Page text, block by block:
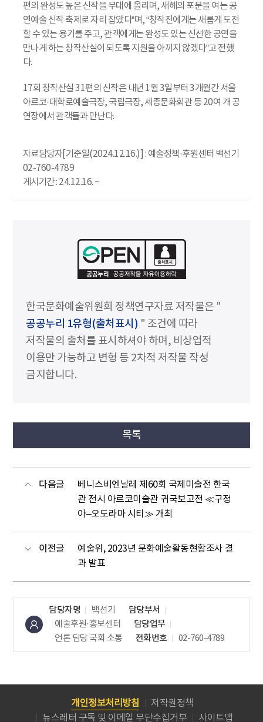
편의 완성도 높은 신작을 무대에 올리며, 새해의 포문을 여는 공
연예술 신작 축제로 자리 잡았다”며, “창작진에게는 새롭게 도전
할 수 있는 용기를 주고, 관객에게는 완성도 있는 신선한 공연을
만나게 하는 창작산실이 되도록 지원을 아끼지 않겠다”고 전했
다.
17회 창작산실 31편의 신작은 내년 1월 3일부터 3개월간 서울
아르코·대학로예술극장, 국립극장, 세종문화회관 등 20여 개 공
연장에서 관객들과 만난다.
자료담당자[기준일(2024.12.16.)] : 예술정책·후원센터 백선기
02-760-4789
게시기간 : 24.12.16. ~
한국문화예술위원회 정책연구자료 저작물은 "
공공누리 1유형(출처표시) " 조건에 따라
저작물의 출처를 표시하셔야 하며, 비상업적
이용만 가능하고 변형 등 2차적 저작물 작성
금지합니다.
목록
다음글
베니스비엔날레 제60회 국제미술전 한국
관 전시 아르코미술관 귀국보고전 ≪구정
아–오도라마 시티≫ 개최
이전글
예술위, 2023년 문화예술활동현황조사 결
과 발표
담당자명 백선기
담당부서
예술후원·홍보센터
담당업무
언론 담당국회 소통 전화번호 02-760-4789
개인정보처리방침
저작권정책
뉴스레터 구독 및 이메일 무단수집거부
사이트맵